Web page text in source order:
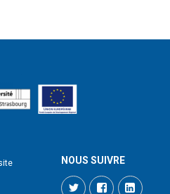
NOUS SUIVRE
TwitterFacebook